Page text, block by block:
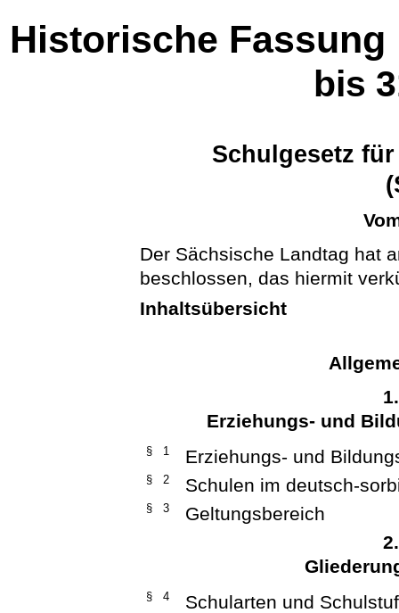
Historische Fassung
bis
Schulgesetz
Der Sächsische Landtag hat
beschlossen, das hiermit
Inhaltsübersicht
Erziehungs- und
§ 1 Erziehungs- und
§ 2 Schulen im deutsch-
§ 3
Geltungsbereich
§ 4 Schularten und